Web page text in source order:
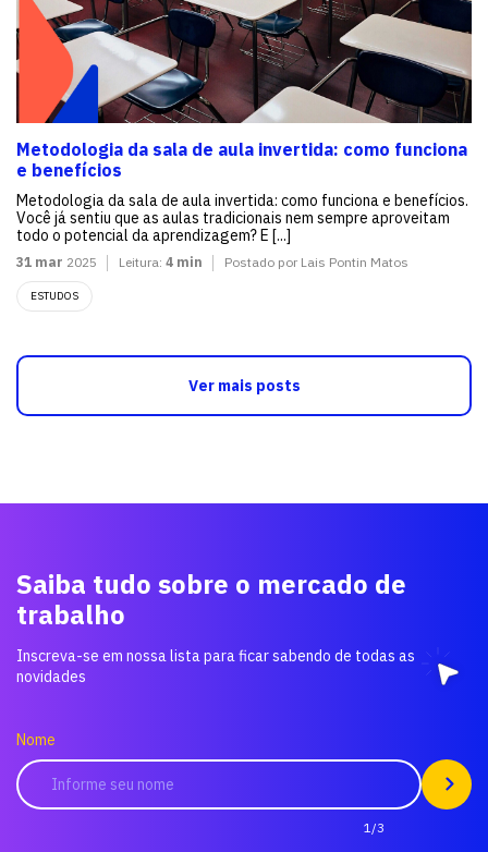
Metodologia da sala de aula invertida: como funciona
e benefícios
Metodologia da sala de aula invertida: como funciona e benefícios.
Você já sentiu que as aulas tradicionais nem sempre aproveitam
todo o potencial da aprendizagem? E [...]
31 mar 2025 Leitura: 4 min Postado por Lais Pontin Matos
ESTUDOS
Ver mais posts
Saiba tudo sobre o mercado de
trabalho
Inscreva-se em nossa lista para ficar sabendo de todas as
novidades
Nome
1/3